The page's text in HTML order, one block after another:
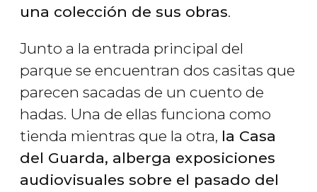
una colección de sus obras.
Junto a la entrada principal del
parque se encuentran dos casitas que
parecen sacadas de un cuento de
hadas. Una de ellas funciona como
tienda mientras que la otra, la Casa
del Guarda, alberga exposiciones
audiovisuales sobre el pasado del